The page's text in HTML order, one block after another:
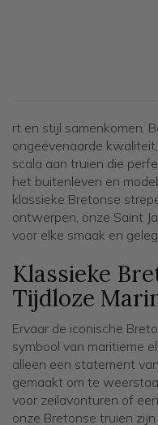
rt en stijl samenkomen.
ongeëvenaarde
scala aan truien die
het buitenleven en
klassieke Bretonse
ontwerpen, onze Saint
voor elke smaak en
Klassieke
Tijdloze
Ervaar de iconische
symbool van maritieme
alleen een statement
gemaakt om te
voor zeilavonturen of
onze Bretonse truien